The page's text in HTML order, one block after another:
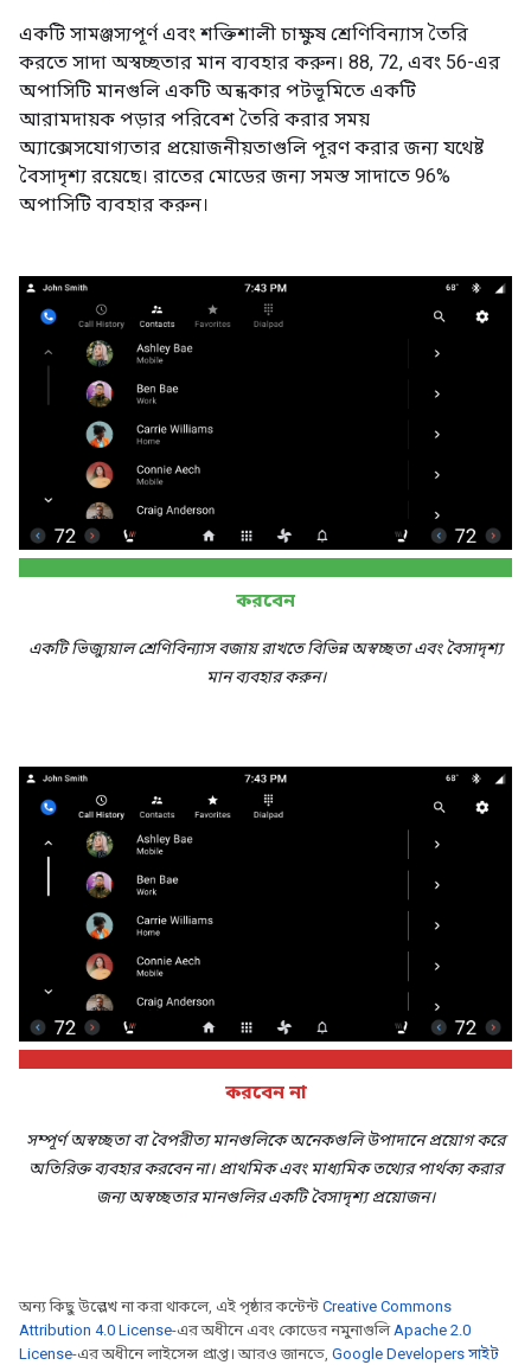
একটি সামঞ্জস্যপূর্ণ এবং শক্তিশালী চাক্ষুষ শ্রেণিবিন্যাস তৈরি
করতে সাদা অস্বচ্ছতার মান ব্যবহার করুন। 88, 72, এবং 56-এর
অপাসিটি মানগুলি একটি অন্ধকার পটভূমিতে একটি
আরামদায়ক পড়ার পরিবেশ তৈরি করার সময়
অ্যাক্সেসযোগ্যতার প্রয়োজনীয়তাগুলি পূরণ করার জন্য যথেষ্ট
বৈসাদৃশ্য রয়েছে। রাতের মোডের জন্য সমস্ত সাদাতে 96%
অপাসিটি ব্যবহার করুন।
করবেন
একটি ভিজ্যুয়াল শ্রেণিবিন্যাস বজায় রাখতে বিভিন্ন অস্বচ্ছতা এবং বৈসাদৃশ্য
মান ব্যবহার করুন।
করবেন না
সম্পূর্ণ অস্বচ্ছতা বা বৈপরীত্য মানগুলিকে অনেকগুলি উপাদানে প্রয়োগ করে
অতিরিক্ত ব্যবহার করবেন না। প্রাথমিক এবং মাধ্যমিক তথ্যের পার্থক্য করার
জন্য অস্বচ্ছতার মানগুলির একটি বৈসাদৃশ্য প্রয়োজন।
অন্য কিছু উল্লেখ না করা থাকলে, এই পৃষ্ঠার কন্টেন্ট Creative Commons
Attribution 4.0 License-এর অধীনে এবং কোডের নমুনাগুলিApache 2.0
License-এর অধীনে লাইসেন্স প্রাপ্ত। আরও জানতে, Google Developers সাইট